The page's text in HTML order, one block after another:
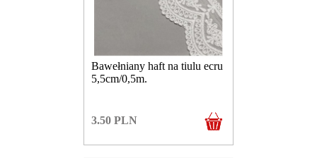
Bawełniany haft na tiulu ecru
5,5cm/0,5m.
3.50 PLN